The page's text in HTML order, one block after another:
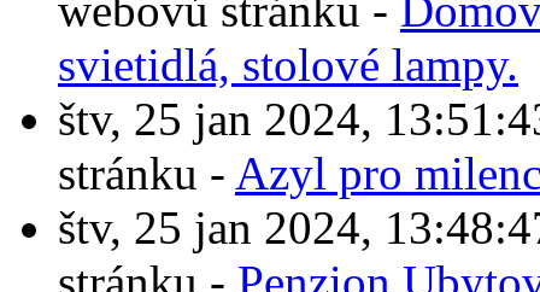
svietidlá, stolové lampy.
štv, 25 jan 2024,
stránku - Azyl pro
štv, 25 jan 2024,